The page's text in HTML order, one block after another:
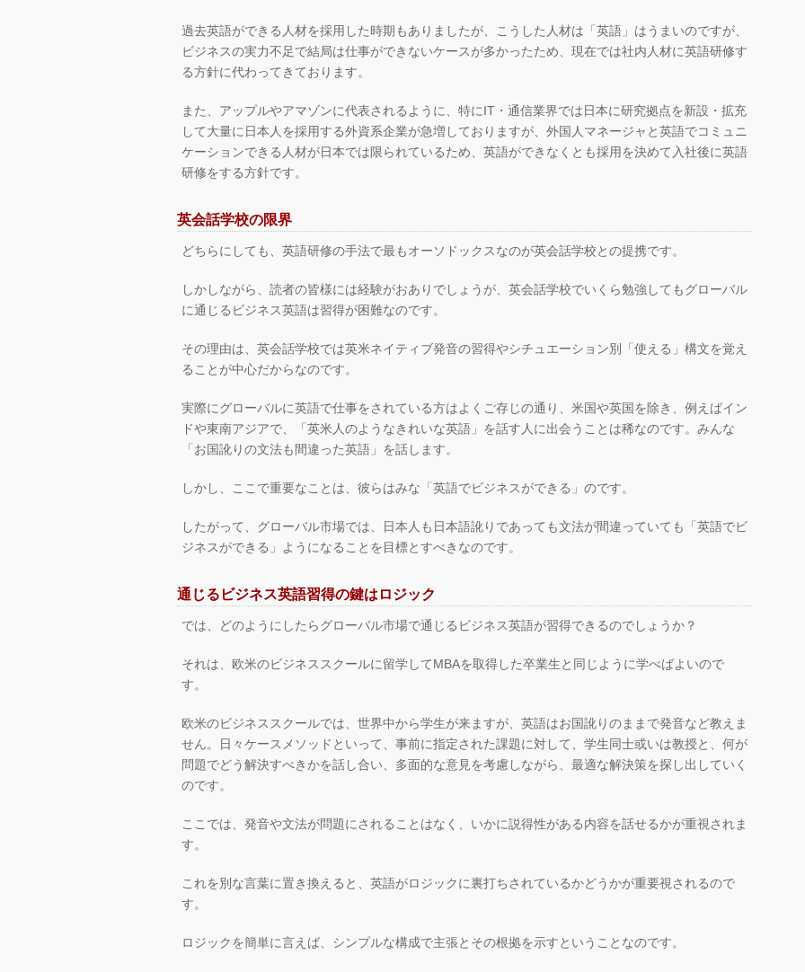
過去英語ができる人材を採用した時期もありましたが、こうした人材は「英語」はうまいのですが、
ビジネスの実力不足で結局は仕事ができないケースが多かったため、現在では社内人材に英語研修す
る方針に代わってきております。
また、アップルやアマゾンに代表されるように、特にIT・通信業界では日本に研究拠点を新設・拡充
して大量に日本人を採用する外資系企業が急増しておりますが、外国人マネージャと英語でコミュニ
ケーションできる人材が日本では限られているため、英語ができなくとも採用を決めて入社後に英語
研修をする方針です。
英会話学校の限界
どちらにしても、英語研修の手法で最もオーソドックスなのが英会話学校との提携です。
しかしながら、読者の皆様には経験がおありでしょうが、英会話学校でいくら勉強してもグローバル
に通じるビジネス英語は習得が困難なのです。
その理由は、英会話学校では英米ネイティブ発音の習得やシチュエーション別「使える」構文を覚え
ることが中心だからなのです。
実際にグローバルに英語で仕事をされている方はよくご存じの通り、米国や英国を除き、例えばイン
ドや東南アジアで、「英米人のようなきれいな英語」を話す人に出会うことは稀なのです。みんな
「お国訛りの文法も間違った英語」を話します。
しかし、ここで重要なことは、彼らはみな「英語でビジネスができる」のです。
したがって、グローバル市場では、日本人も日本語訛りであっても文法が間違っていても「英語でビ
ジネスができる」ようになることを目標とすべきなのです。
通じるビジネス英語習得の鍵はロジック
では、どのようにしたらグローバル市場で通じるビジネス英語が習得できるのでしょうか？
それは、欧米のビジネススクールに留学してMBAを取得した卒業生と同じように学べばよいので
す。
欧米のビジネススクールでは、世界中から学生が来ますが、英語はお国訛りのままで発音など教えま
せん。日々ケースメソッドといって、事前に指定された課題に対して、学生同士或いは教授と、何が
問題でどう解決すべきかを話し合い、多面的な意見を考慮しながら、最適な解決策を探し出していく
のです。
ここでは、発音や文法が問題にされることはなく、いかに説得性がある内容を話せるかが重視されま
す。
これを別な言葉に置き換えると、英語がロジックに裏打ちされているかどうかが重要視されるので
す。
ロジックを簡単に言えば、シンプルな構成で主張とその根拠を示すということなのです。